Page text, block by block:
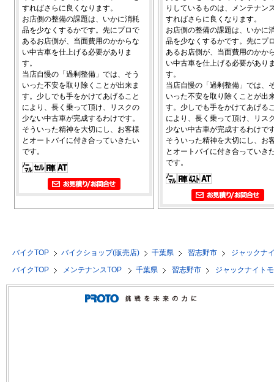
すればさらに良くなります。
お店側の整備の課題は、いかに消耗
品を少なくするかです。先にプロで
あるお店側が、当面費用のかからな
い中古車を仕上げる必要がありま
す。
当店自慢の「過剰整備」では、そう
いった不安を取り除くことが出来ま
す。少しでも手をかけてあげること
により、長く乗って頂け、リスクの
少ない中古車が完成するわけです。
そういった精神を大切にし、お客様
とオートバイに付き合っていきたい
です。
りしているものは、メンテナン
すればさらに良くなります。
お店側の整備の課題は、いかに
品を少なくするかです。先にプ
あるお店側が、当面費用のかか
い中古車を仕上げる必要があり
す。
当店自慢の「過剰整備」では、
いった不安を取り除くことが出
す。少しでも手をかけてあげる
により、長く乗って頂け、リス
少ない中古車が完成するわけで
そういった精神を大切にし、お
とオートバイに付き合っていき
です。
バイクTOP バイクショップ(販売店) 千葉県 習志野市
ジャックナ
バイクTOP
メンテナンスTOP 千葉県 習志野市 ジャックナイト